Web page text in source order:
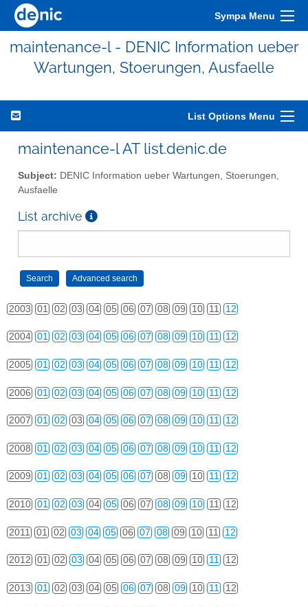
Sympa Menu
maintenance-l - DENIC Information ueber
Wartungen, Stoerungen, Ausfaelle
List Options Menu
maintenance-l AT list.denic.de
Subject: DENIC Information ueber Wartungen, Stoerungen,
Ausfaelle
List archive
2003 01 02 03 04 05 06 07 08 09 10 11 12
2004 01 02 03 04 05 06 07 08 09 10 11 12
2005 01 02 03 04 05 06 07 08 09 10 11 12
2006 01 02 03 04 05 06 07 08 09 10 11 12
2007 01 02 03 04 05 06 07 08 09 10 11 12
2008 01 02 03 04 05 06 07 08 09 10 11 12
2009 01 02 03 04 05 06 07 08 09 10 11 12
2010 01 02 03 04 05 06 07 08 09 10 11 12
2011 01 02 03 04 05 06 07 08 09 10 11 12
2012 01 02 03 04 05 06 07 08 09 10 11 12
2013 01 02 03 04 05 06 07 08 09 10 11 12